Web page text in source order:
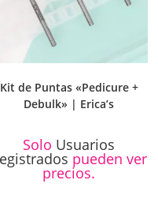
Kit de Puntas «Pedicure +
Debulk» | Erica’s
Solo Usuarios
pueden ver
precios.